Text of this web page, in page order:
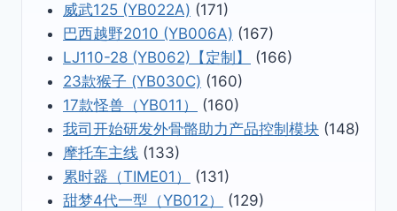
威武125 (YB022A) (171)
巴西越野2010 (YB006A) (167)
LJ110-28 (YB062)【定制】
(166)
23款猴子 (YB030C) (160)
17款怪兽（YB011）
(160)
我司开始研发外骨骼助力产品控制模块 (148)
摩托车主线 (133)
累时器（TIME01）
(131)
甜梦4代一型（YB012）
(129)